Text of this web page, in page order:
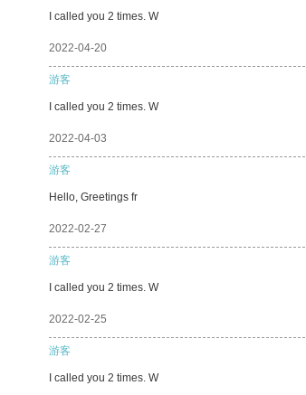
I called you 2 times. W
2022-04-20
游客
I called you 2 times. W
2022-04-03
游客
Hello, Greetings fr
2022-02-27
游客
I called you 2 times. W
2022-02-25
游客
I called you 2 times. W